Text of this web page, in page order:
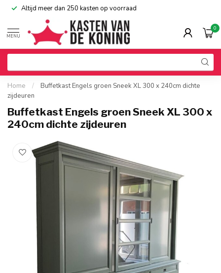
Altijd meer dan 250 kasten op voorraad
MENU
0
Home /
Buffetkast Engels groen Sneek XL 300 x 240cm dichte
zijdeuren
Buffetkast Engels groen Sneek XL 300 x
240cm dichte zijdeuren